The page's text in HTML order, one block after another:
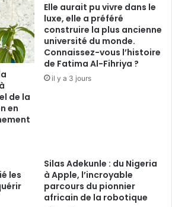
de la
en
Elle aurait pu vivre dans le
luxe, elle a préféré
construire la plus ancienne
université du monde.
Connaissez-vous l’histoire
de Fatima Al-Fihriya ?
il y a 3 jours
les
Silas Adekunle : du Nigeria
à Apple, l’incroyable
parcours du pionnier
africain de la robotique